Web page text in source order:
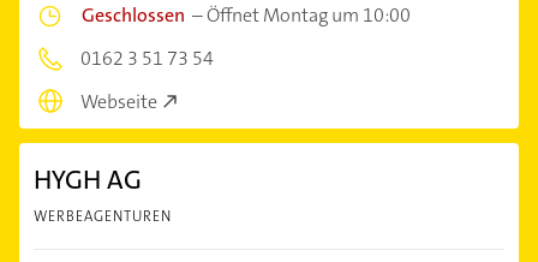
Geschlossen –Öffnet Montag um 10:00
0162 3 51 73 54
Webseite
HYGH AG
WERBEAGENTUREN